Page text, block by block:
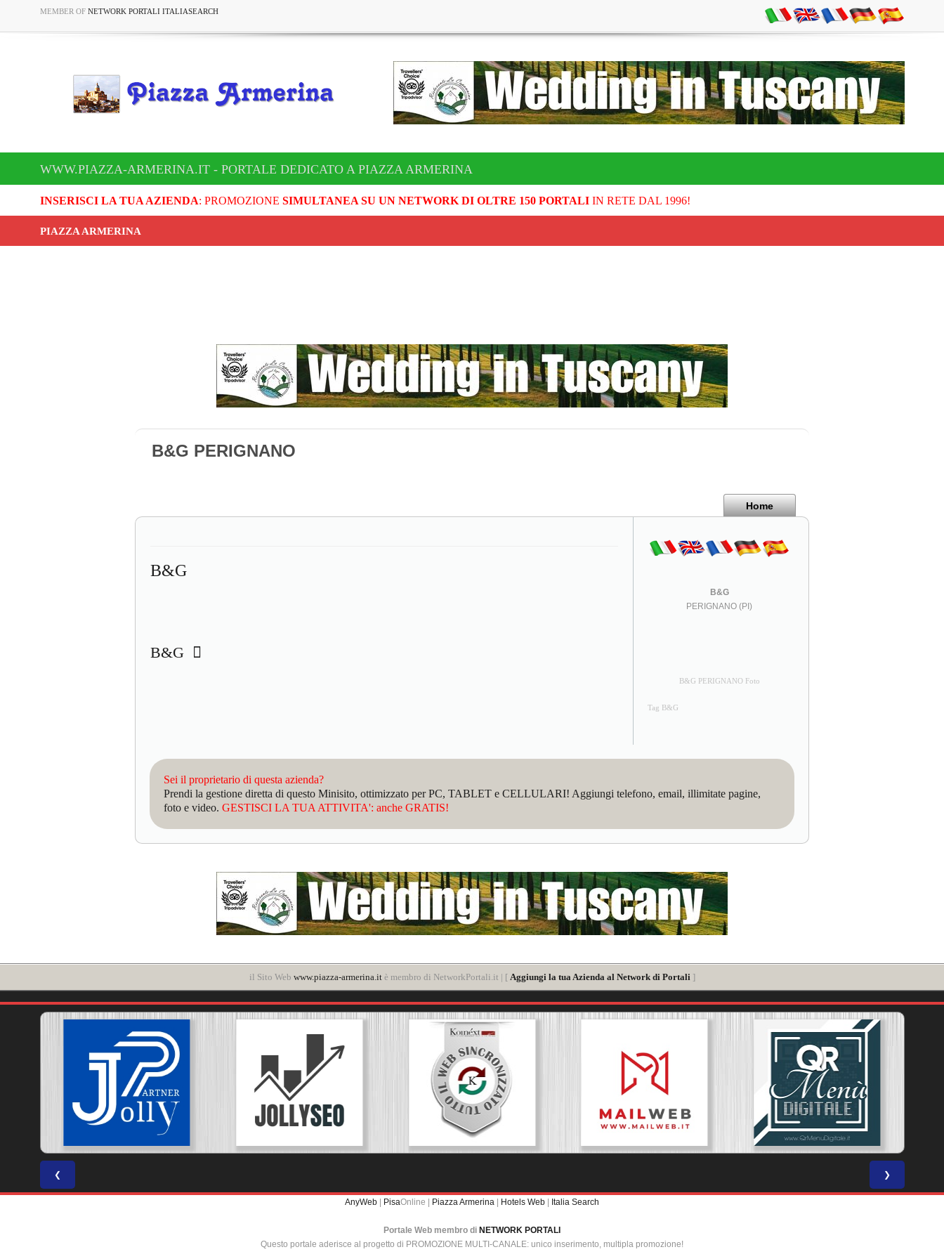
MEMBER OF NETWORK PORTALI ITALIASEARCH
WWW.PIAZZA-ARMERINA.IT - PORTALE DEDICATO A PIAZZA ARMERINA
INSERISCI LA TUA AZIENDA: PROMOZIONE SIMULTANEA SU UN NETWORK DI OLTRE 150 PORTALIIN RETE DAL 1996!
PIAZZA ARMERINA
B&G PERIGNANO
Home
B&G
B&G
B&G
PERIGNANO (PI)
B&G PERIGNANO Foto
Tag B&G
Sei il proprietario di questa azienda?
Prendi la gestione diretta di questo Minisito, ottimizzato per PC, TABLET e CELLULARI! Aggiungi telefono, email, illimitate pagine,
foto e video. GESTISCI LA TUA ATTIVITA': anche GRATIS!
il Sito Web www.piazza-armerina.itè membro di NetworkPortali.it | [ Aggiungi la tua Azienda al Network di Portali ]
❮ ❯
AnyWeb | PisaOnline | Piazza Armerina | Hotels Web | Italia Search
Portale Web membro di NETWORK PORTALI
Questo portale aderisce al progetto di PROMOZIONE MULTI-CANALE: unico inserimento, multipla promozione!